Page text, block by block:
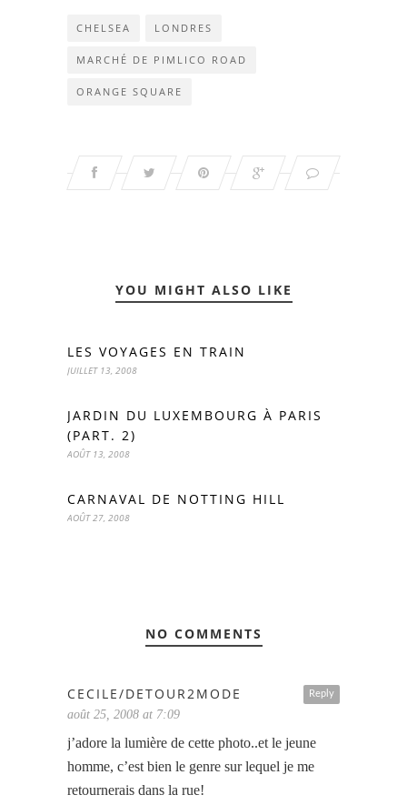
CHELSEA LONDRES
MARCHÉ DE PIMLICO ROAD
ORANGE SQUARE
YOU MIGHT ALSO LIKE
LES VOYAGES EN TRAIN
JUILLET 13, 2008
JARDIN DU LUXEMBOURG À PARIS
(PART. 2)
AOÛT 13, 2008
CARNAVAL DE NOTTING HILL
AOÛT 27, 2008
NO COMMENTS
Reply
CECILE/DETOUR2MODE
août 25, 2008 at 7:09
j’adore la lumière de cette photo..et le jeune
homme, c’est bien le genre sur lequel je me
retournerais dans la rue!